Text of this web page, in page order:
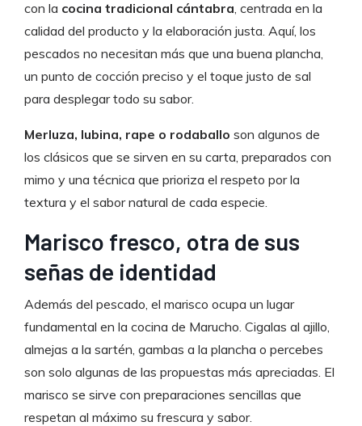
con la cocina tradicional cántabra , centrada en la
calidad del producto y la elaboración justa. Aquí, los
pescados no necesitan más que una buena plancha,
un punto de cocción preciso y el toque justo de sal
para desplegar todo su sabor.
Merluza, lubina, rape o rodaballo son algunos de
los clásicos que se sirven en su carta, preparados con
mimo y una técnica que prioriza el respeto por la
textura y el sabor natural de cada especie.
Marisco fresco, otra de sus
señas de identidad
Además del pescado, el marisco ocupa un lugar
fundamental en la cocina de Marucho. Cigalas al ajillo,
almejas a la sartén, gambas a la plancha o percebes
son solo algunas de las propuestas más apreciadas. El
marisco se sirve con preparaciones sencillas que
respetan al máximo su frescura y sabor.